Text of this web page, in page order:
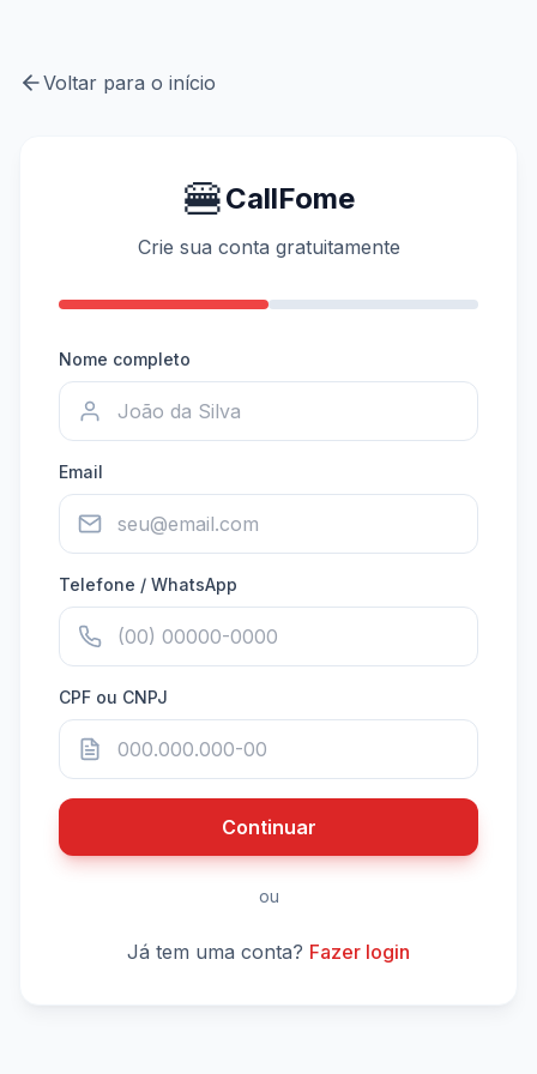
Voltar para o início
🍔CallFome
Crie sua conta gratuitamente
Nome completo
Email
Telefone / WhatsApp
CPF ou CNPJ
Continuar
ou
Já tem uma conta? Fazer login